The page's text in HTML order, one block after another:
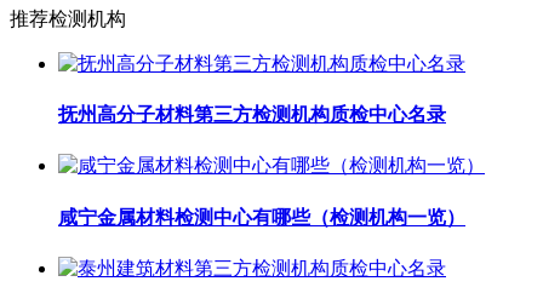
推荐检测机构
抚州高分子材料第三方检测机构质检中心名录
咸宁金属材料检测中心有哪些（检测机构一览）